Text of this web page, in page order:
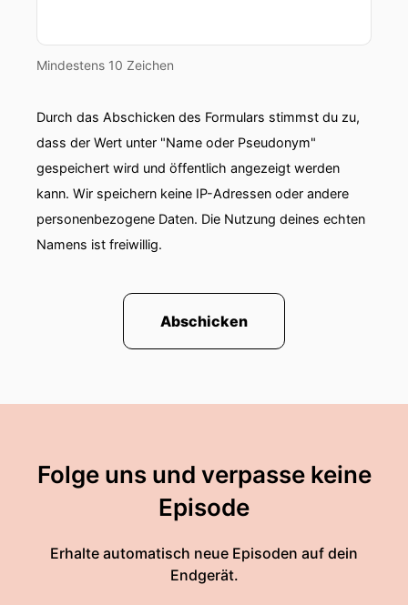
Mindestens 10 Zeichen
Durch das Abschicken des Formulars stimmst du zu,
dass der Wert unter "Name oder Pseudonym"
gespeichert wird und öffentlich angezeigt werden
kann. Wir speichern keine IP-Adressen oder andere
personenbezogene Daten. Die Nutzung deines echten
Namens ist freiwillig.
Abschicken
Folge uns und verpasse keine
Episode
Erhalte automatisch neue Episoden auf dein
Endgerät.